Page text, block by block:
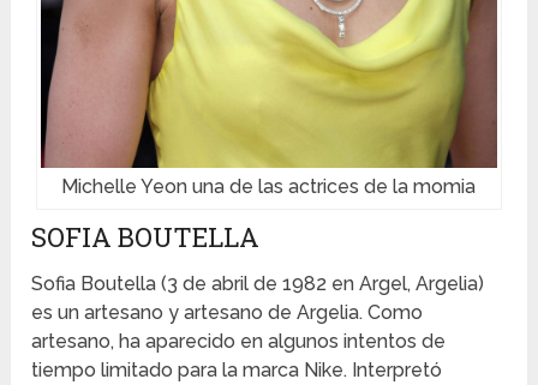
Michelle Yeon una de las actrices de la momia
SOFIA BOUTELLA
Sofia Boutella (3 de abril de 1982 en Argel, Argelia)
es un artesano y artesano de Argelia. Como
artesano, ha aparecido en algunos intentos de
tiempo limitado para la marca Nike. Interpretó